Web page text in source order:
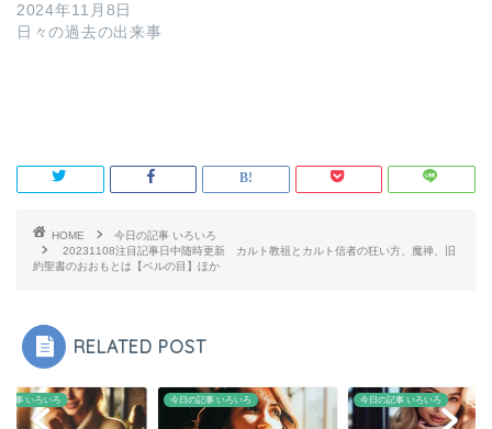
2024年11月8日
日々の過去の出来事
HOME
今日の記事 いろいろ
20231108注目記事日中随時更新 カルト教祖とカルト信者の狂い方、魔禅、旧
約聖書のおおもとは【ベルの目】ほか
RELATED POST
記事 いろいろ 今日の記事 いろいろ 今日の記事 いろいろ